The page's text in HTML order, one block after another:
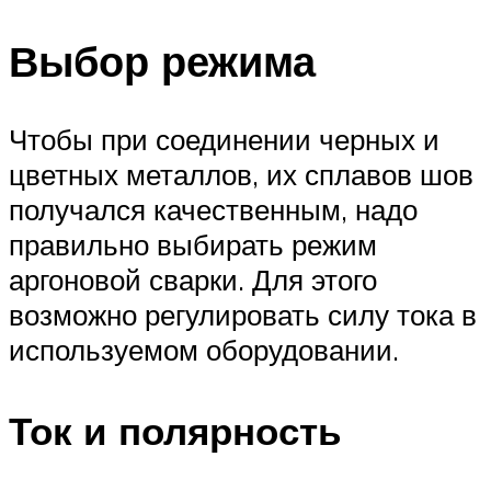
Выбор режима
Чтобы при соединении черных и
цветных металлов, их сплавов шов
получался качественным, надо
правильно выбирать режим
аргоновой сварки. Для этого
возможно регулировать силу тока в
используемом оборудовании.
Ток и полярность